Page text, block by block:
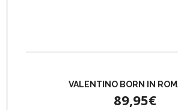
VALENTINO BORN IN
89,95€